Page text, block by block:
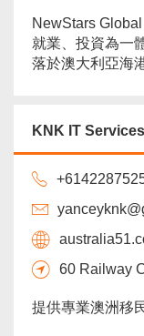
NewStars
就業、投資為一
落於澳大利亞海
展開留學旅途，
班、霍巴特、北
KNK IT
60 Railway
提供專業澳洲移